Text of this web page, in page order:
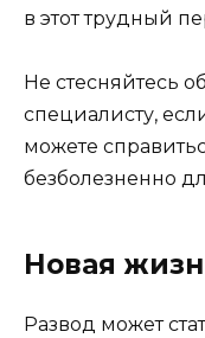
в этот трудный
Не стесняйтесь
специалисту,
можете
безболезненно
Новая
Развод может